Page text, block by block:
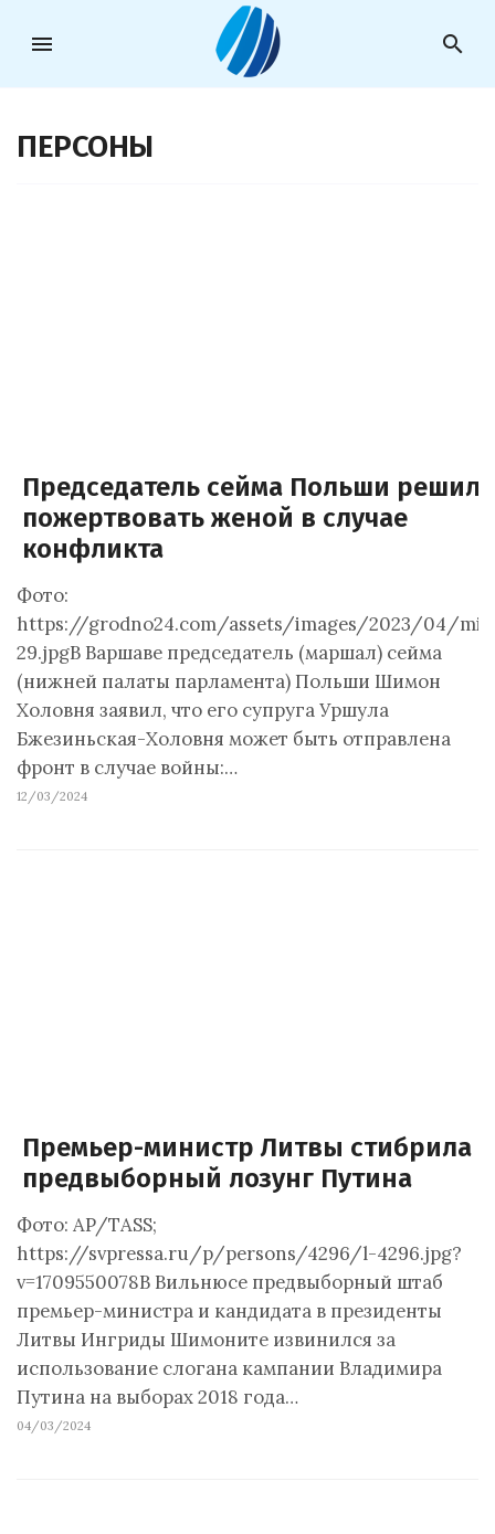
menu search
ПЕРСОНЫ
Председатель сейма Польши решил
пожертвовать женой в случае
конфликта
Фото:
https://grodno24.com/assets/images/2023/04/
29.jpgВ Варшаве председатель (маршал) сейма
(нижней палаты парламента) Польши Шимон
Холовня заявил, что его супруга Уршула
Бжезиньская-Холовня может быть отправлена
фронт в случае войны:…
12/03/2024
Премьер-министр Литвы стибрила
предвыборный лозунг Путина
Фото: AP/TASS;
https://svpressa.ru/p/persons/4296/l-4296.jpg?
v=1709550078В Вильнюсе предвыборный штаб
премьер-министра и кандидата в президенты
Литвы Ингриды Шимоните извинился за
использование слогана кампании Владимира
Путина на выборах 2018 года…
04/03/2024